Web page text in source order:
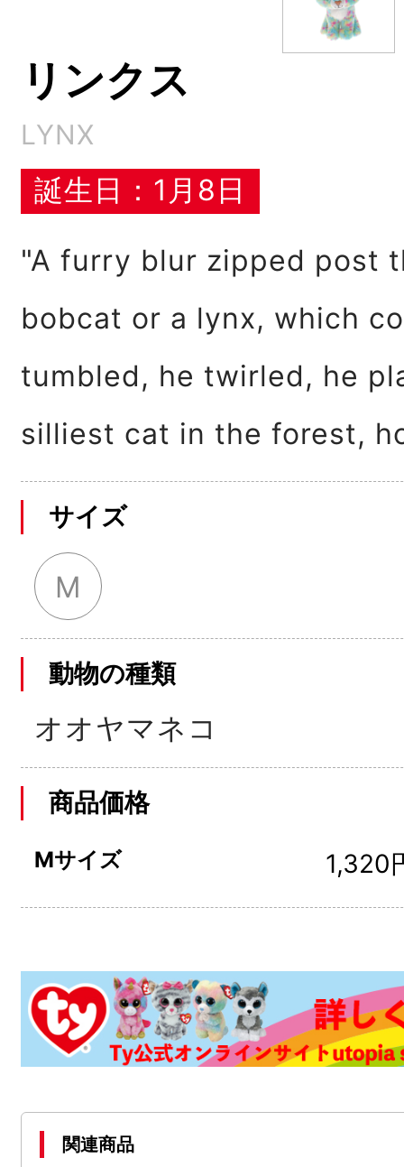
リンクス
LYNX
誕生日：1月8日
"A furry blur zipped post
bobcat or a lynx, which
tumbled, he twirled, he
silliest cat in the forest,
サイズ
M
動物の種類
オオヤマネコ
商品価格
Mサイズ 1,320
関連商品